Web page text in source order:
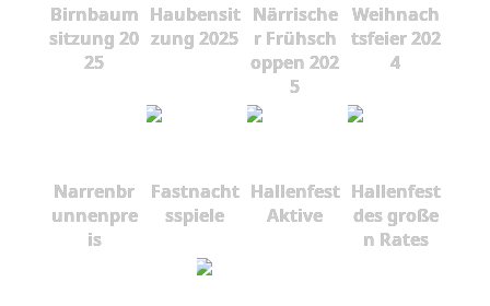
Birnbaum
sitzung 20
25
Haubensit
zung 2025
Närrische
r Frühsch
oppen 202
5
Weihnach
tsfeier 202
4
Narrenbr
unnenpre
is
Fastnacht
sspiele
Hallenfest
Aktive
Hallenfest
des große
n Rates